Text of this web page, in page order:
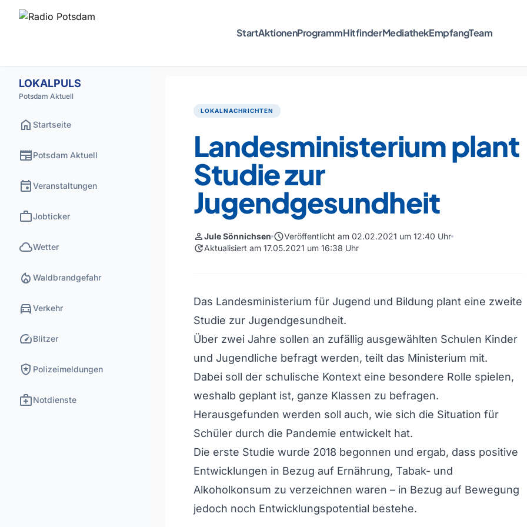
StartAktionenProgrammHitfinderMediathekEmpfangTeam
LOKALPULS
Potsdam Aktuell
home Startseite
newspaperPotsdam Aktuell
eventVeranstaltungen
workJobticker
cloudWetter
local_fire_department Waldbrandgefahr
directions_carVerkehr
speedBlitzer
local_police Polizeimeldungen
medical_servicesNotdienste
LOKALNACHRICHTEN
Landesministerium plant
Studie zur
Jugendgesundheit
personJule Sönnichsen scheduleVeröffentlicht am 02.02.2021 um 12:40 Uhr
updateAktualisiert am 17.05.2021 um 16:38 Uhr
Das Landesministerium für Jugend und Bildung plant eine zweite
Studie zur Jugendgesundheit.
Über zwei Jahre sollen an zufällig ausgewählten Schulen Kinder
und Jugendliche befragt werden, teilt das Ministerium mit.
Dabei soll der schulische Kontext eine besondere Rolle spielen,
weshalb geplant ist, ganze Klassen zu befragen.
Herausgefunden werden soll auch, wie sich die Situation für
Schüler durch die Pandemie entwickelt hat.
Die erste Studie wurde 2018 begonnen und ergab, dass positive
Entwicklungen in Bezug auf Ernährung, Tabak- und
Alkoholkonsum zu verzeichnen waren – in Bezug auf Bewegung
jedoch noch Entwicklungspotential bestehe.